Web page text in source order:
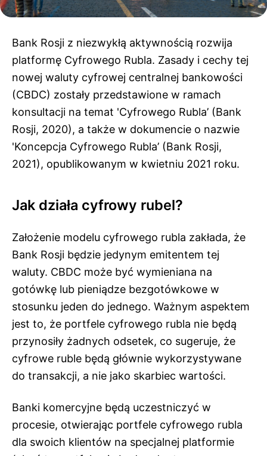
Bank Rosji z niezwykłą aktywnością rozwija
platformę Cyfrowego Rubla. Zasady i cechy tej
nowej waluty cyfrowej centralnej bankowości
(CBDC) zostały przedstawione w ramach
konsultacji na temat 'Cyfrowego Rubla’ (Bank
Rosji, 2020), a także w dokumencie o nazwie
'Koncepcja Cyfrowego Rubla’ (Bank Rosji,
2021), opublikowanym w kwietniu 2021 roku.
Jak działa cyfrowy rubel?
Założenie modelu cyfrowego rubla zakłada, że
Bank Rosji będzie jedynym emitentem tej
waluty. CBDC może być wymieniana na
gotówkę lub pieniądze bezgotówkowe w
stosunku jeden do jednego. Ważnym aspektem
jest to, że portfele cyfrowego rubla nie będą
przynosiły żadnych odsetek, co sugeruje, że
cyfrowe ruble będą głównie wykorzystywane
do transakcji, a nie jako skarbiec wartości.
Banki komercyjne będą uczestniczyć w
procesie, otwierając portfele cyfrowego rubla
dla swoich klientów na specjalnej platformie